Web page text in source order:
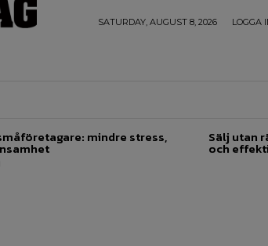
SATURDAY, AUGUST 8, 2026 LOGGA
mindre stress, Sälj utan
och